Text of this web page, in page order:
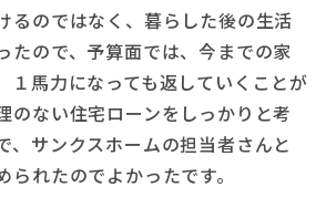
るのではなく、暮らした後の生活
たので、予算面では、今までの家
１馬力になっても返していくことが
のない住宅ローンをしっかりと考
、サンクスホームの担当者さんと
れたのでよかったです。